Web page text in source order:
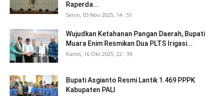
Raperda...
Senin, 03 Nov 2025, 14 : 51
Wujudkan Ketahanan Pangan Daerah, Bupati
Muara Enim Resmikan Dua PLTS Irigasi...
Kamis, 16 Okt 2025, 22 : 39
Bupati Asgianto Resmi Lantik 1.469 PPPK
Kabupaten PALI